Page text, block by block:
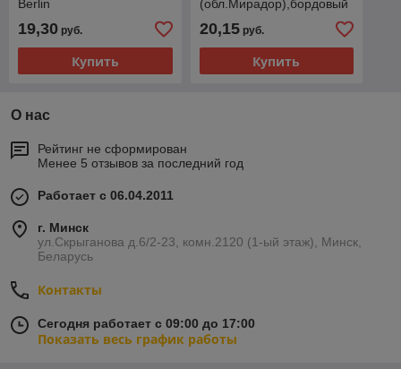
Berlin
19,30 руб.
Купить
(обл.Мирадор),бордовый
20,15руб.
Купить
О нас
Рейтинг не сформирован
Менее 5 отзывов за последний год
Работает с 06.04.2011
г. Минск
ул.Скрыганова д.6/2-23, комн.2120 (1-ый этаж), Минск,
Беларусь
Контакты
Сегодня работает с 09:00 до 17:00
Показать весь график работы